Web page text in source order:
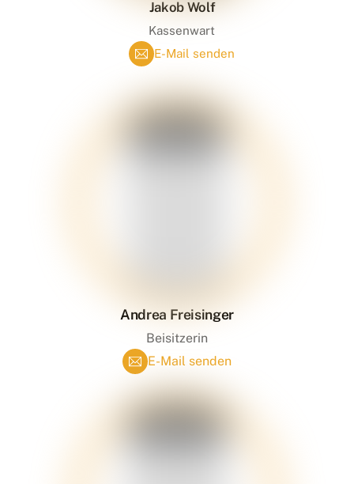
Jakob Wolf
Kassenwart
E-Mail senden
Andrea Freisinger
Beisitzerin
E-Mail senden